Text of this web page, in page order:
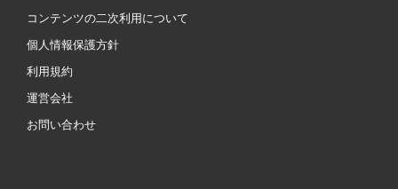
コンテンツの二次利用について
個人情報保護方針
利用規約
運営会社
お問い合わせ